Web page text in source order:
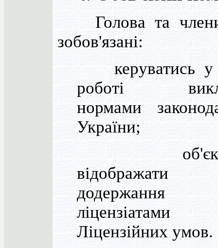
Голова та члени
зобов'язані:
керуватись у
роботі
нормами
України;
відображати
додержання
ліцензіатами
Ліцензійних умов.